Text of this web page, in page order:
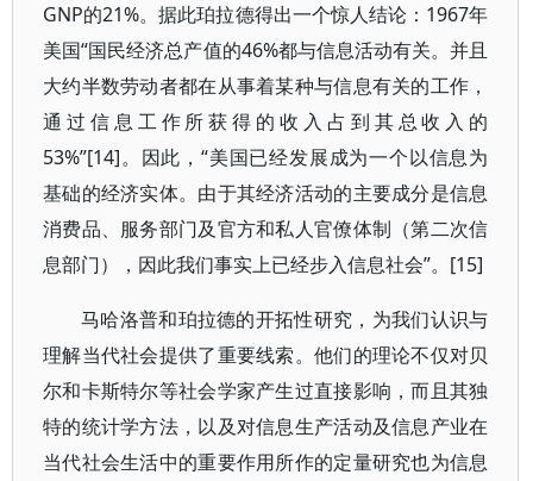
GNP的21%。据此珀拉德得出一个惊人结论：1967年
美国“国民经济总产值的46%都与信息活动有关。并且
大约半数劳动者都在从事着某种与信息有关的工作，
通过信息工作所获得的收入占到其总收入的
53%”[14]。因此，“美国已经发展成为一个以信息为
基础的经济实体。由于其经济活动的主要成分是信息
消费品、服务部门及官方和私人官僚体制（第二次信
息部门），因此我们事实上已经步入信息社会”。[15]
马哈洛普和珀拉德的开拓性研究，为我们认识与
理解当代社会提供了重要线索。他们的理论不仅对贝
尔和卡斯特尔等社会学家产生过直接影响，而且其独
特的统计学方法，以及对信息生产活动及信息产业在
当代社会生活中的重要作用所作的定量研究也为信息